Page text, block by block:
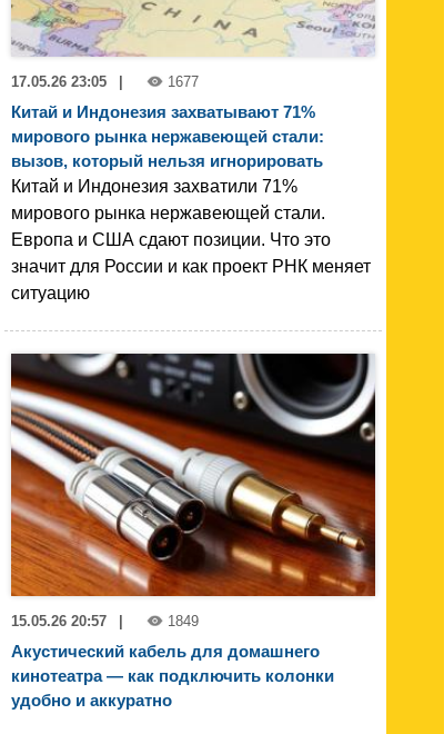
17.05.26 23:05 1677
Китай и Индонезия захватывают 71%
мирового рынка нержавеющей стали:
вызов, который нельзя игнорировать
Китай и Индонезия захватили 71%
мирового рынка нержавеющей стали.
Европа и США сдают позиции. Что это
значит для России и как проект РНК меняет
ситуацию
15.05.26 20:57 1849
Акустический кабель для домашнего
кинотеатра — как подключить колонки
удобно и аккуратно